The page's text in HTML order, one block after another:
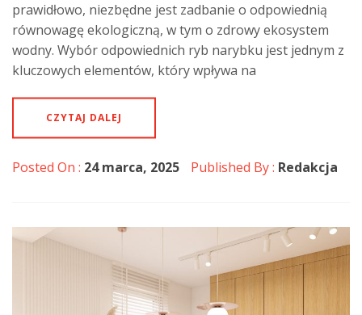
prawidłowo, niezbędne jest zadbanie o odpowiednią
równowagę ekologiczną, w tym o zdrowy ekosystem
wodny. Wybór odpowiednich ryb narybku jest jednym z
kluczowych elementów, który wpływa na
CZYTAJ DALEJ
Posted On : 24 marca, 2025 Published By : Redakcja